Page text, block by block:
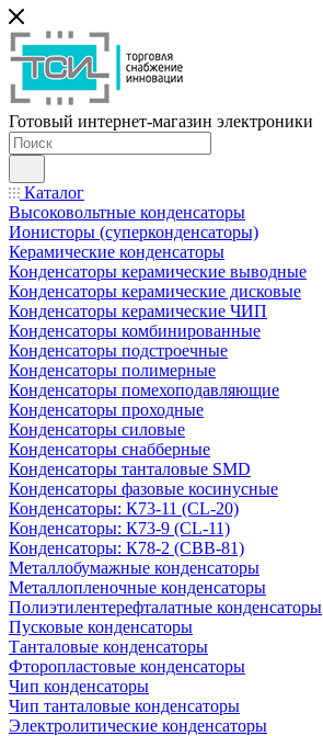
Готовый интернет-магазин электроники
Каталог
Высоковольтные конденсаторы
Ионисторы (суперконденсаторы)
Керамические конденсаторы
Конденсаторы керамические выводные
Конденсаторы керамические дисковые
Конденсаторы керамические ЧИП
Конденсаторы комбинированные
Конденсаторы подстроечные
Конденсаторы полимерные
Конденсаторы помехоподавляющие
Конденсаторы проходные
Конденсаторы силовые
Конденсаторы снабберные
Конденсаторы танталовые SMD
Конденсаторы фазовые косинусные
Конденсаторы: К73-11 (CL-20)
Конденсаторы: К73-9 (CL-11)
Конденсаторы: К78-2 (CBB-81)
Металлобумажные конденсаторы
Металлопленочные конденсаторы
Полиэтилентерефталатные конденсаторы
Пусковые конденсаторы
Танталовые конденсаторы
Фторопластовые конденсаторы
Чип конденсаторы
Чип танталовые конденсаторы
Электролитические конденсаторы